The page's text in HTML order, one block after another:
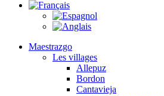
Maestrazgo
Les villages
Allepuz
Bordon
Cantavieja